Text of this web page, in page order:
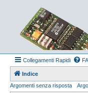
Collegamenti Rapidi
Indice
Argomenti senza risposta